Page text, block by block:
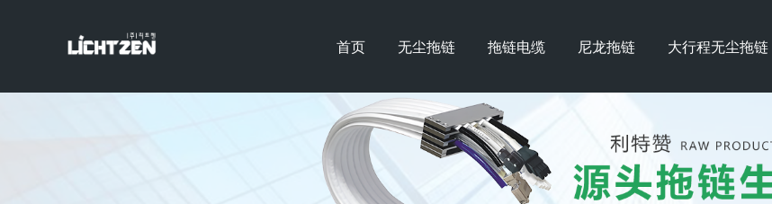
首页 无尘拖链 拖链电缆 尼龙拖链 大行程无尘拖链